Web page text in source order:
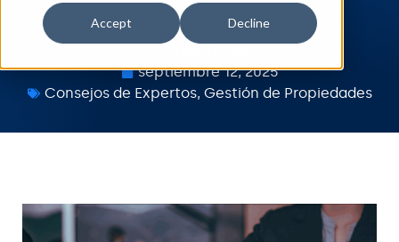
Accept Decline
septiembre 12, 2025
Consejos de Expertos, Gestión de Propiedades